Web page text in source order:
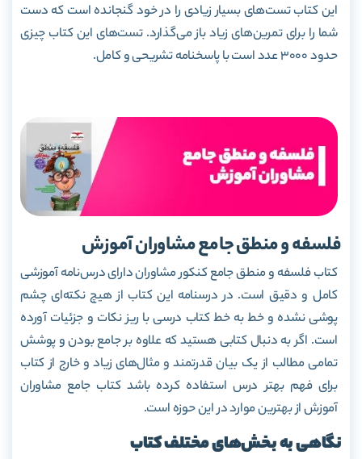
این کتاب تست‌های بسیار زیادی را در خود گنجانده است که دست
شما را برای تمرین‌های زیاد باز می‌گذارد. تست‌های این کتاب چیزی
حدود 3000 عدد است با پاسخنامه تشریحی و کامل.
فلسفه و منطق جامع مشاوران آموزش
کتاب فلسفه و منطق جامع کنکور مشاوران دارای درس‌نامه آموزشی
کامل و دقیق است. در درسنامه این کتاب از هیچ نکته‌ای چشم
پوشی نشده و خط به خط کتاب درسی با ریز نکات و جزئیات آورده
است. اگر به دنبال کتابی هستید که علاوه بر جامع بودن و پوشش
تمامی مطالب از یک بیان قدرتمند و مثال‌های زیاد و خارج از کتاب
برای فهم بهتر درس استفاده کرده باشد کتاب جامع مشاوران
آموزش از بهترین موارد در این حوزه است.
نگاهی به بخش‌های مختلف کتاب